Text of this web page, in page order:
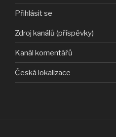
Přihlásit se
Zdroj kanálů (příspěvky)
Kanál komentářů
Česká lokalizace